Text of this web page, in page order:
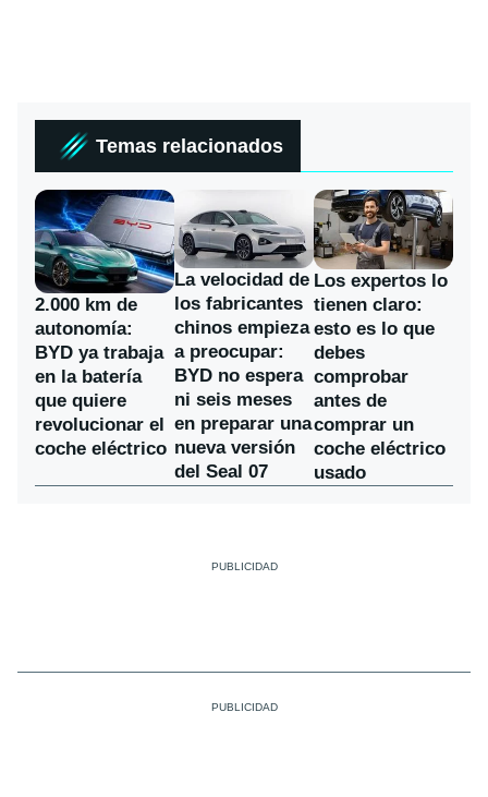
Temas relacionados
2.000 km de
autonomía:
BYD ya trabaja
en la batería
que quiere
revolucionar el
coche eléctrico
La velocidad de
los fabricantes
chinos empieza
a preocupar:
BYD no espera
ni seis meses
en preparar una
nueva versión
del Seal 07
Los expertos lo
tienen claro:
esto es lo que
debes
comprobar
antes de
comprar un
coche eléctrico
usado